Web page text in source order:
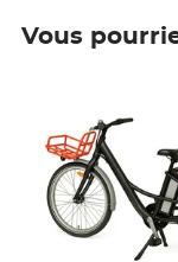
Vous